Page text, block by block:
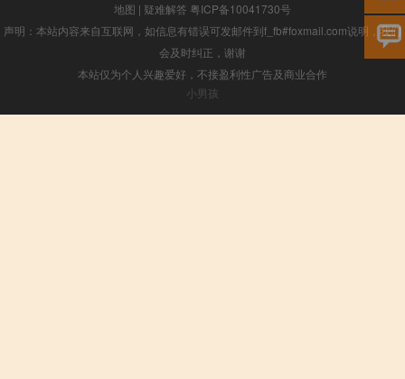
地图 | 疑难解答 粤ICP备10041730号
声明：本站内容来自互联网，如信息有错误可发邮件到f_fb#foxmail.com说明，我们
会及时纠正，谢谢
本站仅为个人兴趣爱好，不接盈利性广告及商业合作
小男孩